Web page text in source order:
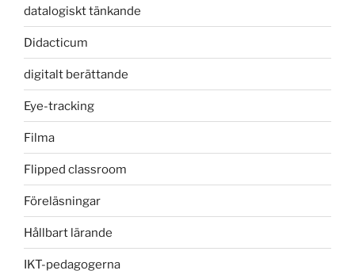
datalogiskt tänkande
Didacticum
digitalt berättande
Eye-tracking
Filma
Flipped classroom
Föreläsningar
Hållbart lärande
IKT-pedagogerna